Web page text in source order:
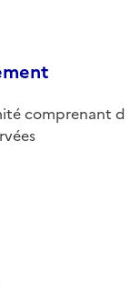
comprenant d